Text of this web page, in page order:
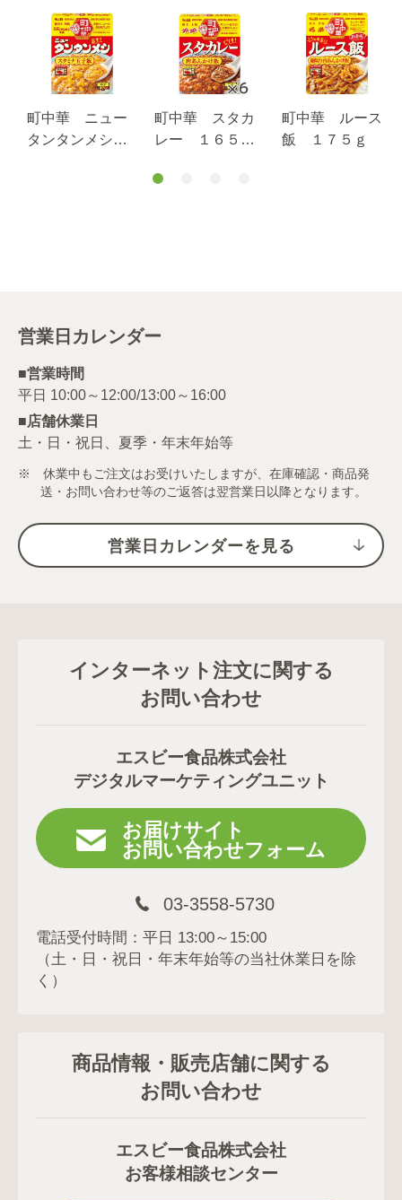
町中華 ニュー
タンタンメシ
町中華 スタカ
レー １６５ｇ×
町中華 ルース
飯 １７５ｇ
営業日カレンダー
■営業時間
■店舗休業日
土・日・祝日、夏季・年末年始等
※ 休業中もご注文はお受けいたしますが、在庫確認・商品発
送・お問い合わせ等のご返答は翌営業日以降となります。
営業日カレンダーを見る
インターネット注文に関する
お問い合わせ
エスビー食品株式会社
デジタルマーケティングユニット
お届けサイト
お問い合わせフォーム
03-3558-5730
電話受付時間：平日 13:00～15:00
（土・日・祝日・年末年始等の当社休業日を除
く）
商品情報・販売店舗に関する
お問い合わせ
エスビー食品株式会社
お客様相談センター